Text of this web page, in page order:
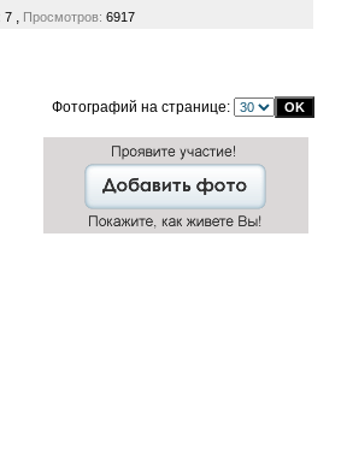
7 , Просмотров: 6917
Фотографий на странице: